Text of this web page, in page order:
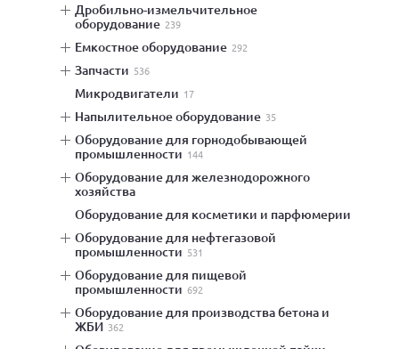
дробильно-измельчительное
оборудование 239
емкостное оборудование 292
запчасти 536
микродвигатели 17
напылительное оборудование 35
оборудование для горнодобывающей
промышленности 144
оборудование для железнодорожного
хозяйства
оборудование для косметики и парфюмерии
оборудование для нефтегазовой
промышленности 531
оборудование для пищевой
промышленности 692
оборудование для производства бетона и
ЖБИ 362